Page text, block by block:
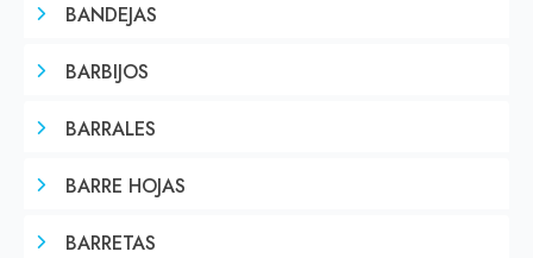
BANDEJAS
BARBIJOS
BARRALES
BARRE HOJAS
BARRETAS